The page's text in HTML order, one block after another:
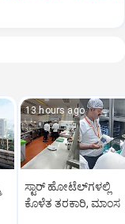
13 hours ago
ಸ್ಟಾರ್‌ ಹೋಟೆಲ್‌ಗ‌ಳಲ್ಲಿ
ಕೊಳೆತ ತರಕಾರಿ, ಮಾಂಸ